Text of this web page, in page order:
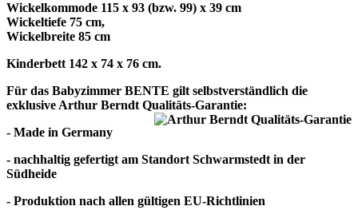
Wickelkommode 115 x 93 (bzw. 99) x 39 cm
Wickeltiefe 75 cm,
Wickelbreite 85 cm
Kinderbett 142 x 74 x 76 cm.
Für das Babyzimmer BENTE gilt selbstverständlich die
exklusive Arthur Berndt Qualitäts-Garantie:
- Made in Germany
- nachhaltig gefertigt am Standort Schwarmstedt in der
Südheide
- Produktion nach allen gültigen EU-Richtlinien